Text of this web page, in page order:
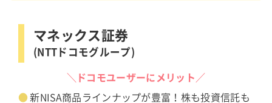
マネックス証券
(NTTドコモグループ)
＼ドコモユーザーにメリット／
新NISA商品ラインナップが豊富！株も投資信託も